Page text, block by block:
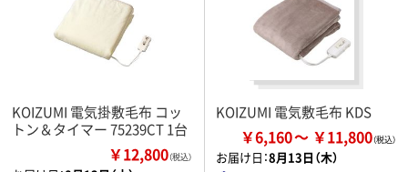
KOIZUMI 電気掛敷毛布 コッ
トン＆タイマー 75239CT 1台
￥12,800（税込）
KOIZUMI 電気敷毛布 KDS
￥6,160 ￥11,800
お届け日：8月13日（木）